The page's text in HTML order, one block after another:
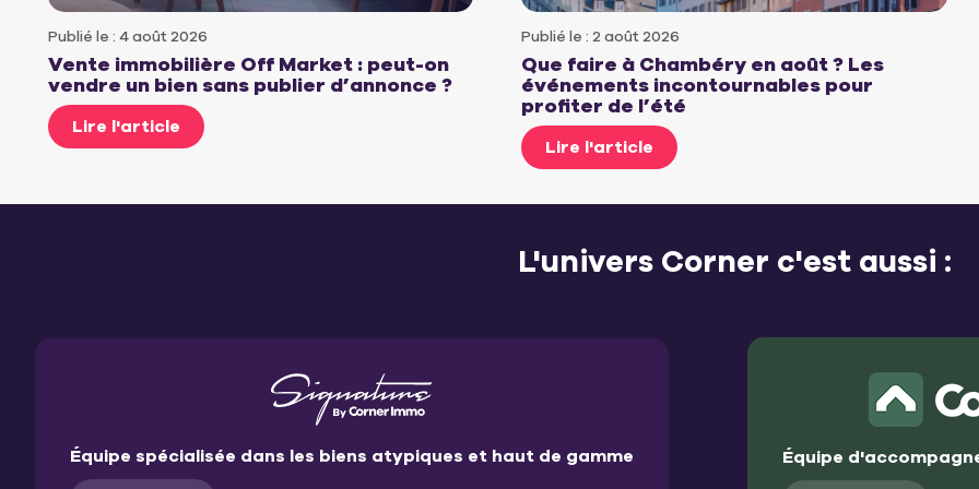
Publié le : 4 août 2026
Vente immobilière Off Market : peut-on
vendre un bien sans publier d’annonce ?
Lire l'article
Publié le : 2 août 2026
Que faire à Chambéry en août ? Les
événements incontournables pour
profiter de l’été
Lire l'article
L'univers Corner c'est aussi :
Équipe spécialisée dans les biens atypiques et haut de gamme Équipe